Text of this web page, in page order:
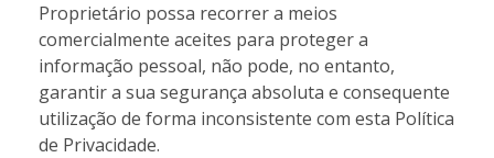
Proprietário possa recorrer a meios
comercialmente aceites para proteger a
informação pessoal, não pode, no entanto,
garantir a sua segurança absoluta e consequente
utilização de forma inconsistente com esta Política
de Privacidade.